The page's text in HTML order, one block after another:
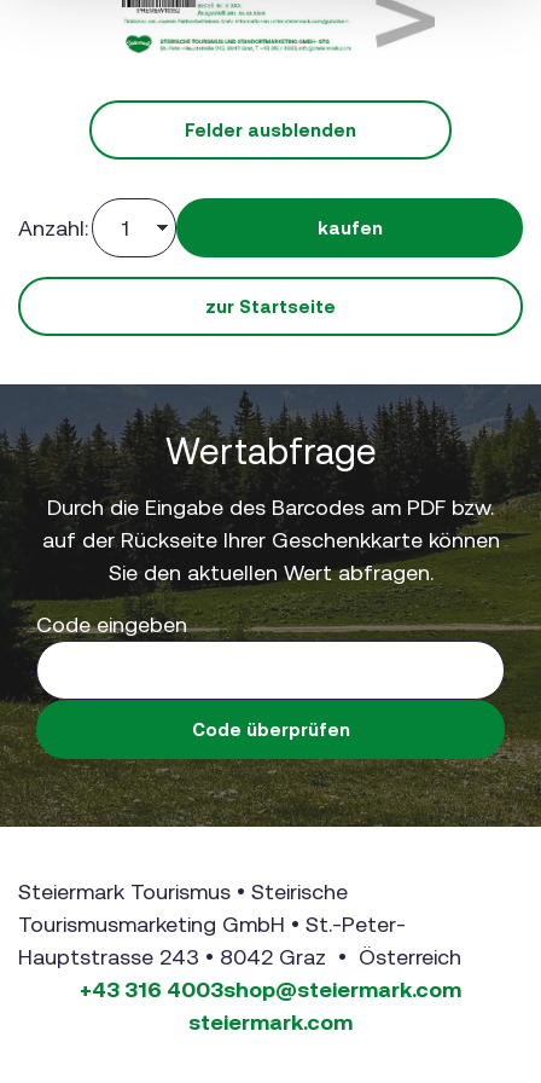
Felder ausblenden
Anzahl: kaufen
zur Startseite
Wertabfrage
Durch die Eingabe des Barcodes am PDF bzw.
auf der Rückseite Ihrer Geschenkkarte können
Sie den aktuellen Wert abfragen.
Code eingeben
Code überprüfen
Steiermark Tourismus • Steirische
Tourismusmarketing GmbH • St.-Peter-
Hauptstrasse 243 • 8042 Graz • Österreich
+43 316 4003shop@steiermark.com
steiermark.com